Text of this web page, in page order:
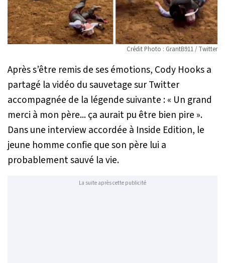
Crédit Photo : GrantB911 / Twitter
Après s’être remis de ses émotions, Cody Hooks a
partagé la vidéo du sauvetage sur Twitter
accompagnée de la légende suivante :« Un grand
merci à mon père... ça aurait pu être bien pire ».
Dans une interview accordée à Inside Edition, le
jeune homme confie que son père lui a
probablement sauvé la vie.
La suite après cette publicité